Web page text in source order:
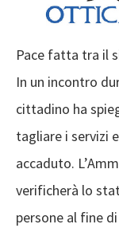
Pace fatta tra il
In un incontro
cittadino ha
tagliare i servizi
accaduto.
verificherà lo
persone al fine